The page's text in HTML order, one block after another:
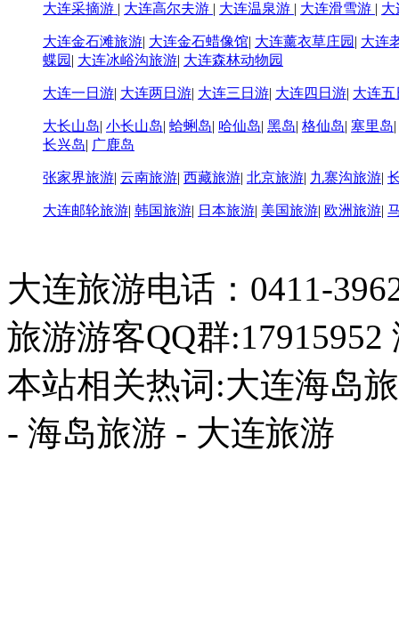
大连采摘游 | 大连高尔夫游 | 大连温泉游 | 大连滑雪游 |
大连金石滩旅游| 大连金石蜡像馆| 大连薰衣草庄园 | 大连
蝶园 | 大连冰峪沟旅游| 大连森林动物园
大连一日游| 大连两日游| 大连三日游| 大连四日游| 大连五
大长山岛| 小长山岛| 蛤蜊岛| 哈仙岛| 黑岛| 格仙岛| 塞里岛|
长兴岛| 广鹿岛
张家界旅游| 云南旅游| 西藏旅游| 北京旅游| 九寨沟旅游|
大连邮轮旅游| 韩国旅游| 日本旅游| 美国旅游| 欧洲旅游|
大连旅游电话：0411-
旅游游客QQ群
本站相关热词:大连海岛
- 海岛旅游 - 大连旅游